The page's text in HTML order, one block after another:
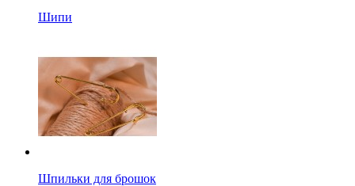
Шипи
Шпильки для брошок